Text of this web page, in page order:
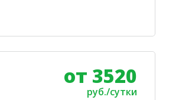
от 3520
руб./сутки